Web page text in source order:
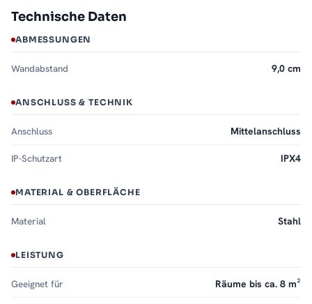
Technische Daten
ABMESSUNGEN
Wandabstand 9,0 cm
ANSCHLUSS & TECHNIK
Anschluss Mittelanschluss
IP-Schutzart IPX4
MATERIAL & OBERFLÄCHE
Material Stahl
LEISTUNG
Geeignet für Räume bis ca. 8 m²